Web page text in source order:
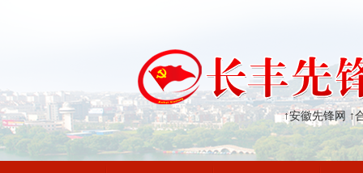
↑安徽先锋网 ↑